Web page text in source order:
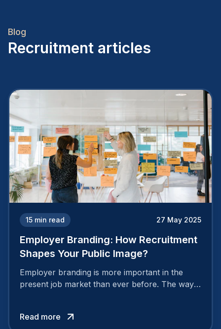
Blog
Recruitment articles
15 min read 27 May 2025
Employer Branding: How Recruitment
Shapes Your Public Image?
Employer branding is more important in the
present job market than ever before. The way
Read more